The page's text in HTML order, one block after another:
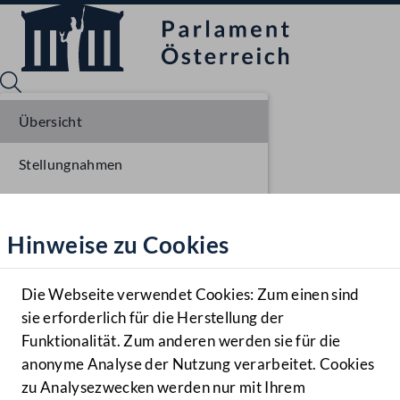
Hilfe
Benutzer
Navigationsmenü öffnen
MENÜ
Hinweise zu Cookies
Die Webseite verwendet Cookies: Zum einen sind
sie erforderlich für die Herstellung der
Funktionalität. Zum anderen werden sie für die
anonyme Analyse der Nutzung verarbeitet. Cookies
zu Analysezwecken werden nur mit Ihrem
Übersicht
Stellungnahmen